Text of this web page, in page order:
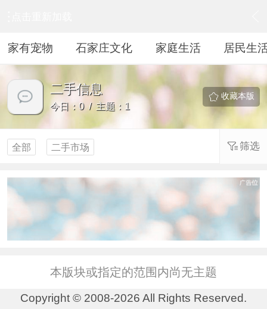
家有宠物 石家庄文化 家庭生活 居民生
二手信息
今日：0 / 主题：1
收藏本版
全部 二手市场 筛选
本版块或指定的范围内尚无主题
Copyright © 2008-2026 All Rights Reserved.